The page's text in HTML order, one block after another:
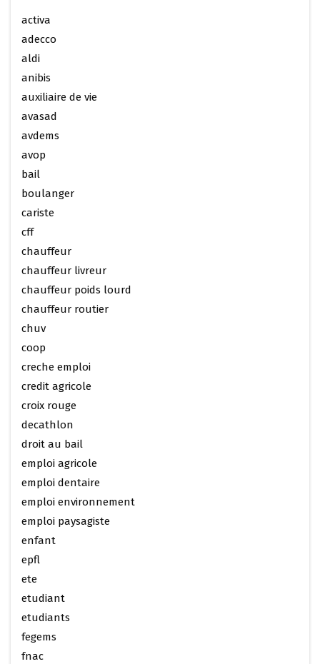
activa
adecco
aldi
anibis
auxiliaire de vie
avasad
avdems
avop
bail
boulanger
cariste
cff
chauffeur
chauffeur livreur
chauffeur poids lourd
chauffeur routier
chuv
coop
creche emploi
credit agricole
croix rouge
decathlon
droit au bail
emploi agricole
emploi dentaire
emploi environnement
emploi paysagiste
enfant
epfl
ete
etudiant
etudiants
fegems
fnac